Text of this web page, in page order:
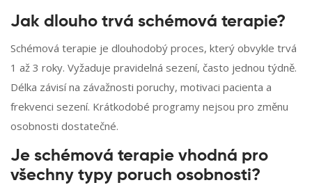
Jak dlouho trvá schémová terapie?
Schémová terapie je dlouhodobý proces, který obvykle trvá
1 až 3 roky. Vyžaduje pravidelná sezení, často jednou týdně.
Délka závisí na závažnosti poruchy, motivaci pacienta a
frekvenci sezení. Krátkodobé programy nejsou pro změnu
osobnosti dostatečné.
Je schémová terapie vhodná pro
všechny typy poruch osobnosti?